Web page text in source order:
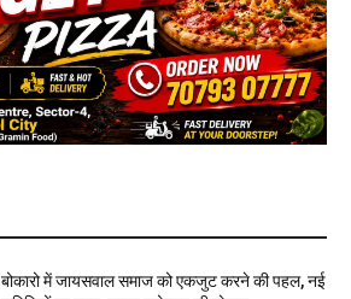
बोकारो में जायसवाल समाज को एकजुट करने की पहल, नई